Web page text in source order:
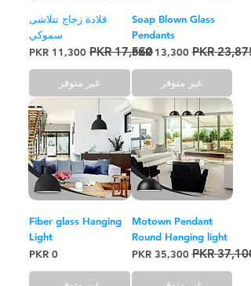
Soap Blown Glass
Pendants
سعر عادي
سعر البيع‏13,300 PKR
غير متوفر
قلادة زجاج تتلاشى
سموكي
سعر عادي
سعر البيع
غير متوفر
Motown Pendant
Round Hanging light
سعر عادي
سعر البيع‏35,300 PKR
Fiber glass Hanging
Light
السعر